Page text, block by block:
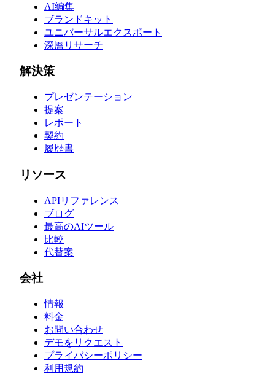
AI編集
ブランドキット
ユニバーサルエクスポート
深層リサーチ
解決策
プレゼンテーション
提案
レポート
契約
履歴書
リソース
APIリファレンス
ブログ
最高のAIツール
比較
代替案
会社
情報
料金
お問い合わせ
デモをリクエスト
プライバシーポリシー
利用規約